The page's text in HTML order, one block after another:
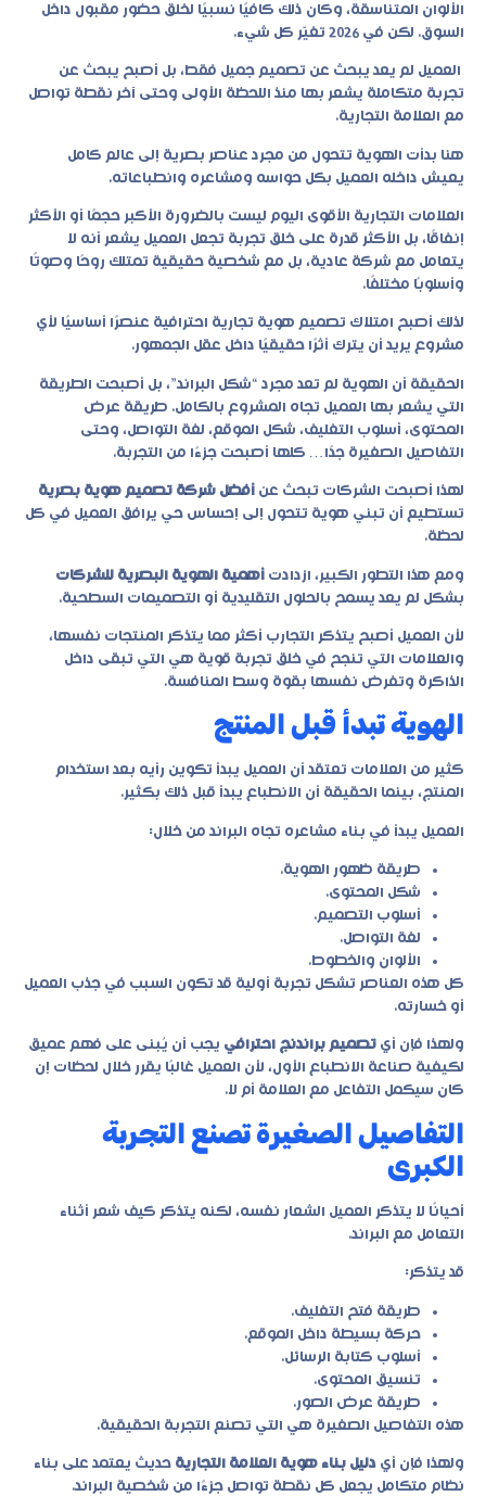
الألوان المتناسقة، وكان ذلك كافيًا نسبيًا لخلق حضور مقبول داخل
السوق. لكن في 2026 تغيّر كل شيء.
العميل لم يعد يبحث عن تصميم جميل فقط، بل أصبح يبحث عن
تجربة متكاملة يشعر بها منذ اللحظة الأولى وحتى آخر نقطة تواصل
مع العلامة التجارية.
هنا بدأت الهوية تتحول من مجرد عناصر بصرية إلى عالم كامل
يعيش داخله العميل بكل حواسه ومشاعره وانطباعاته.
العلامات التجارية الأقوى اليوم ليست بالضرورة الأكبر حجمًا أو الأكثر
إنفاقًا، بل الأكثر قدرة على خلق تجربة تجعل العميل يشعر أنه لا
يتعامل مع شركة عادية، بل مع شخصية حقيقية تمتلك روحًا وصوتًا
وأسلوبًا مختلفًا.
لذلك أصبح امتلاك تصميم هوية تجارية احترافية عنصرًا أساسيًا لأي
مشروع يريد أن يترك أثرًا حقيقيًا داخل عقل الجمهور.
الحقيقة أن الهوية لم تعد مجرد “شكل البراند”، بل أصبحت الطريقة
التي يشعر بها العميل تجاه المشروع بالكامل. طريقة عرض
المحتوى، أسلوب التغليف، شكل الموقع، لغة التواصل، وحتى
التفاصيل الصغيرة جدًا… كلها أصبحت جزءًا من التجربة.
لهذا أصبحت الشركات تبحث عن أفضل شركة تصميم هوية بصرية
تستطيع أن تبني هوية تتحول إلى إحساس حي يرافق العميل في كل
لحظة.
ومع هذا التطور الكبير، ازدادت أهمية الهوية البصرية للشركات
بشكل لم يعد يسمح بالحلول التقليدية أو التصميمات السطحية.
لأن العميل أصبح يتذكر التجارب أكثر مما يتذكر المنتجات نفسها،
والعلامات التي تنجح في خلق تجربة قوية هي التي تبقى داخل
الذاكرة وتفرض نفسها بقوة وسط المنافسة.
الهوية تبدأ قبل المنتج
كثير من العلامات تعتقد أن العميل يبدأ تكوين رأيه بعد استخدام
المنتج، بينما الحقيقة أن الانطباع يبدأ قبل ذلك بكثير.
العميل يبدأ في بناء مشاعره تجاه البراند من خلال:
طريقة ظهور الهوية.
شكل المحتوى.
أسلوب التصميم.
لغة التواصل.
الألوان والخطوط.
كل هذه العناصر تشكل تجربة أولية قد تكون السبب في جذب العميل
أو خسارته.
ولهذا فإن أي تصميم براندنج احترافي يجب أن يُبنى على فهم عميق
لكيفية صناعة الانطباع الأول، لأن العميل غالبًا يقرر خلال لحظات إن
كان سيكمل التفاعل مع العلامة أم لا.
التفاصيل الصغيرة تصنع التجربة
الكبرى
أحيانًا لا يتذكر العميل الشعار نفسه، لكنه يتذكر كيف شعر أثناء
التعامل مع البراند.
قد يتذكر:
طريقة فتح التغليف.
حركة بسيطة داخل الموقع.
أسلوب كتابة الرسائل.
تنسيق المحتوى.
طريقة عرض الصور.
هذه التفاصيل الصغيرة هي التي تصنع التجربة الحقيقية.
ولهذا فإن أي دليل بناء هوية العلامة التجارية حديث يعتمد على بناء
نظام متكامل يجعل كل نقطة تواصل جزءًا من شخصية البراند.